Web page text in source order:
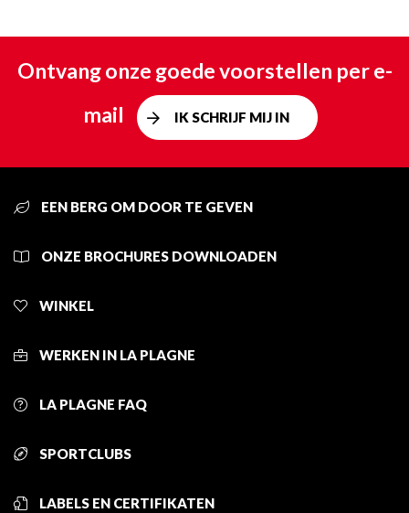
Ontvang onze goede voorstellen per e-
mail
IK SCHRIJF MIJ IN
EEN BERG OM DOOR TE GEVEN
ONZE BROCHURES DOWNLOADEN
WINKEL
WERKEN IN LA PLAGNE
LA PLAGNE FAQ
SPORTCLUBS
LABELS EN CERTIFIKATEN